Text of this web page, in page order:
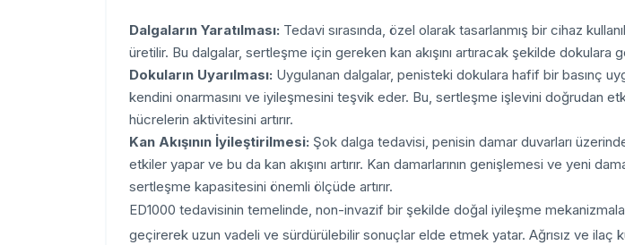
Dalgaların Yaratılması: Tedavi sırasında, özel olarak tasarlanmış bir cihaz
üretilir. Bu dalgalar, sertleşme için gereken kan akışını artıracak şekilde dokulara
Dokuların Uyarılması: Uygulanan dalgalar, penisteki dokulara hafif bir basınç
kendini onarmasını ve iyileşmesini teşvik eder. Bu, sertleşme işlevini doğrudan
hücrelerin aktivitesini artırır.
Kan Akışının İyileştirilmesi: Şok dalga tedavisi, penisin damar duvarları
etkiler yapar ve bu da kan akışını artırır. Kan damarlarının genişlemesi ve yeni
sertleşme kapasitesini önemli ölçüde artırır.
ED1000 tedavisinin temelinde, non-invazif bir şekilde doğal iyileşme
geçirerek uzun vadeli ve sürdürülebilir sonuçlar elde etmek yatar. Ağrısız ve ilaç